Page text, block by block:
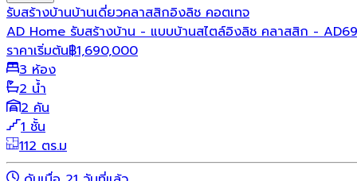
รับสร้างบ้านบ้านเดี่ยวคลาสสิกอิงลิช คอตเทจ
AD Home รับสร้างบ้าน - แบบบ้านสไตล์อิงลิช คลาสสิก -
ราคาเริ่มต้น฿1,690,000
3 ห้อง
2 น้ำ
2 คัน
1 ชั้น
112 ตร.ม